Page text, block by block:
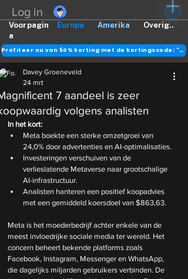
Log in
Europa Amerika Overig..
Voorpagin
a
Profiteer nu van 50% korting met de kortingscode: "DANK"
7 aandeel is zeer
volgens analisten
Davey Groeneveld
24 mrt
In het kort:
Meta boekte een sterke omzetgroei van
24,0% door advertenties en AI-optimalisaties.
Investeringen verschuiven van de
verlieslatende Metaverse naar grootschalige
AI-infrastructuur.
Analisten hanteren een positief koopadvies
met een gemiddeld koersdoel van $863,63.
Meta is het moederbedrijf achter enkele van de
meest invloedrijke sociale media ter wereld. Het
concern beheert bekende platforms zoals
Facebook, Instagram, Messenger en WhatsApp,
die dagelijks miljarden gebruikers verbinden. De